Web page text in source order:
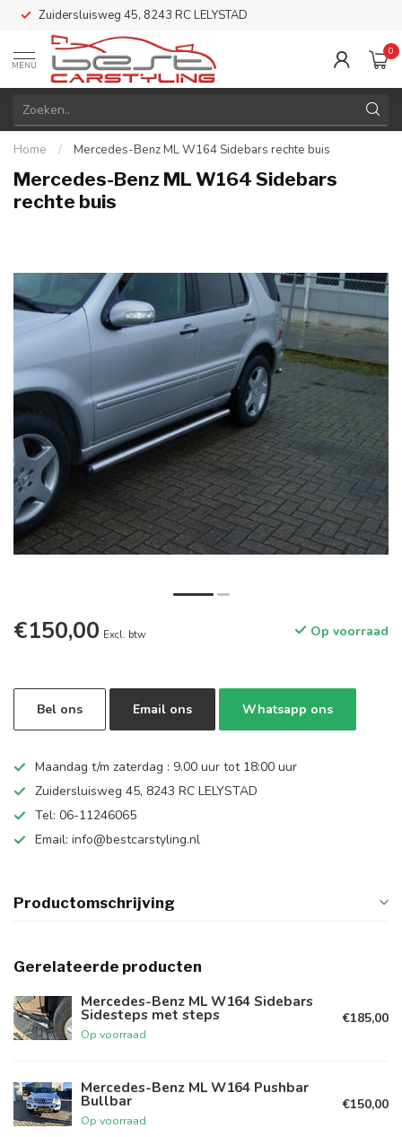
Zuidersluisweg 45, 8243 RC LELYSTAD
MENU
0
Home / Mercedes-Benz ML W164 Sidebars rechte buis
Mercedes-Benz ML W164 Sidebars
rechte buis
€150,00 Excl. btw Op voorraad
Bel ons Email ons Whatsapp ons
Maandag t/m zaterdag : 9.00 uur tot 18:00 uur
Zuidersluisweg 45, 8243 RC LELYSTAD
Tel: 06-11246065
Email: info@bestcarstyling.nl
Productomschrijving
Gerelateerde producten
Mercedes-Benz ML W164 Sidebars
Sidesteps met steps
Op voorraad
€185,00
Mercedes-Benz ML W164 Pushbar
Bullbar
Op voorraad
€150,00